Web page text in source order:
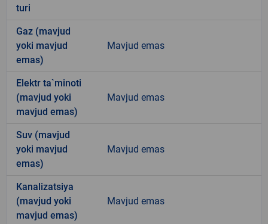
turi
Gaz (mavjud
yoki mavjud
emas)
Mavjud emas
Elektr ta`minoti
(mavjud yoki
mavjud emas)
Mavjud emas
Suv (mavjud
yoki mavjud
emas)
Mavjud emas
Kanalizatsiya
(mavjud yoki
mavjud emas)
Mavjud emas